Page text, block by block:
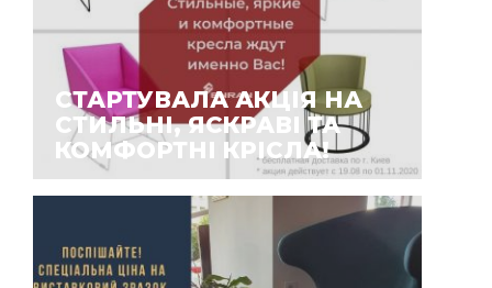
СТАРТУВАЛА АКЦІЯ НА
СТИЛЬНІ, ЯСКРАВІ ТА
КОМФОРТНІ КРІСЛА!